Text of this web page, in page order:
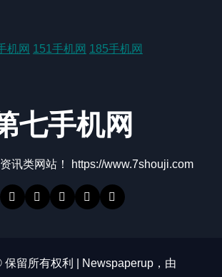
机网 151手机网 185手机网
七手机网
讯类网站！ https://www.7shouji.com
留所有权利 Newspaperup ，由